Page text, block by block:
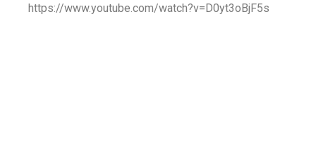
https://www.youtube.com/watch?v=D0yt3oBjF5s